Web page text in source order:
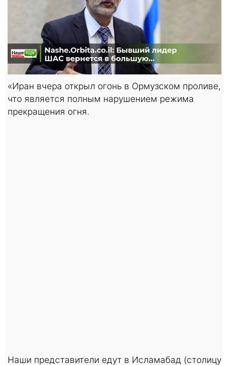
«Иран вчера открыл огонь в Ормузском проливе,
что является полным нарушением режима
прекращения огня.
Наши представители едут в Исламабад (столицу